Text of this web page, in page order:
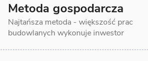
Metoda gospodarcza
Najtańsza metoda - większość prac
budowlanych wykonuje inwestor